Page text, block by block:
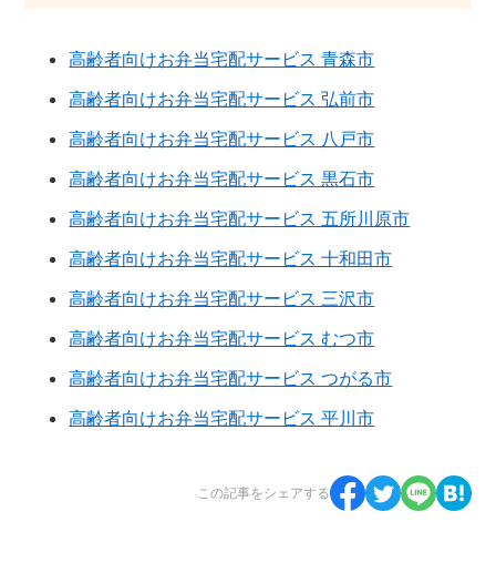
高齢者向けお弁当宅配サービス 青森市
高齢者向けお弁当宅配サービス 弘前市
高齢者向けお弁当宅配サービス 八戸市
高齢者向けお弁当宅配サービス 黒石市
高齢者向けお弁当宅配サービス 五所川原市
高齢者向けお弁当宅配サービス 十和田市
高齢者向けお弁当宅配サービス 三沢市
高齢者向けお弁当宅配サービス むつ市
高齢者向けお弁当宅配サービス つがる市
高齢者向けお弁当宅配サービス 平川市
この記事をシェアする